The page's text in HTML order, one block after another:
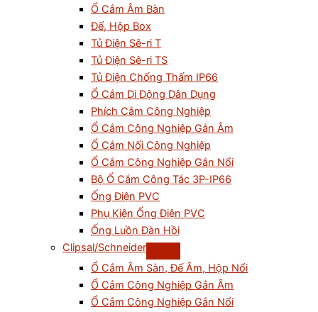
Ổ Cắm Âm Bàn
Đế, Hộp Box
Tủ Điện Sê-ri T
Tủ Điện Sê-ri TS
Tủ Điện Chống Thấm IP66
Ổ Cắm Di Động Dân Dụng
Phích Cắm Công Nghiệp
Ổ Cắm Công Nghiệp Gắn Âm
Ổ Cắm Nối Công Nghiệp
Ổ Cắm Công Nghiệp Gắn Nổi
Bộ Ổ Cắm Công Tắc 3P-IP66
Ống Điện PVC
Phụ Kiện Ống Điện PVC
Ống Luồn Đàn Hồi
Clipsal/Schneider
Ổ Cắm Âm Sàn, Đế Âm, Hộp Nổi
Ổ Cắm Công Nghiệp Gắn Âm
Ổ Cắm Công Nghiệp Gắn Nổi